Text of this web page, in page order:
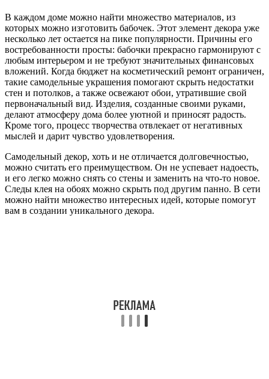
В каждом доме можно найти множество материалов, из
которых можно изготовить бабочек. Этот элемент декора уже
несколько лет остается на пике популярности. Причины его
востребованности просты: бабочки прекрасно гармонируют с
любым интерьером и не требуют значительных финансовых
вложений. Когда бюджет на косметический ремонт ограничен,
такие самодельные украшения помогают скрыть недостатки
стен и потолков, а также освежают обои, утратившие свой
первоначальный вид. Изделия, созданные своими руками,
делают атмосферу дома более уютной и приносят радость.
Кроме того, процесс творчества отвлекает от негативных
мыслей и дарит чувство удовлетворения.
Самодельный декор, хоть и не отличается долговечностью,
можно считать его преимуществом. Он не успевает надоесть,
и его легко можно снять со стены и заменить на что-то новое.
Следы клея на обоях можно скрыть под другим панно. В сети
можно найти множество интересных идей, которые помогут
вам в создании уникального декора.